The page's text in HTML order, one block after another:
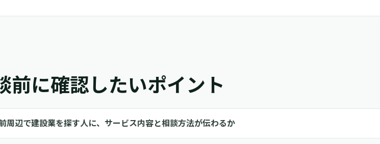
前に確認したいポイント
周辺で建設業を探す人に、サービス内容と相談方法が伝わるか